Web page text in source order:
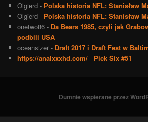
Olgierd - Polska historia NFL: Stanisław
Olgierd - Polska historia NFL: Stanisław
onetwo86 - Da Bears 1985, czyli jak
podbili USA
oceansizer - Draft 2017 i Draft Fest w
https://analxxxhd.com/ - Pick Six #51
Dumnie wspierane przez